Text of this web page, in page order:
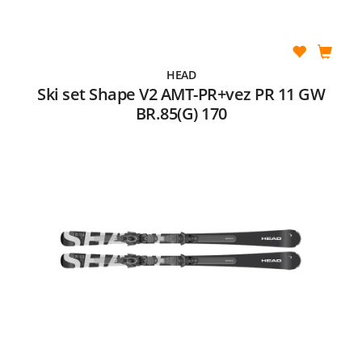
HEAD
Ski set Shape V2 AMT-PR+vez PR 11 GW
BR.85(G) 170